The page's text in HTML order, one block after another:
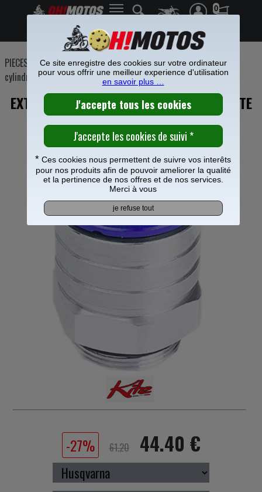
0
Frais de port offerts à partir de 49€
PIECES MOTO>Freinage>Etrier Maitre cylindre frein>Maitre
cylindre de frein>
EXTENSION MAITRE CYLINDRE ARRIERE KITE
BLEU POUR HUSQVARNA 501 FE
-27% 61.20 44.40 €
Ce site enregistre des cookies sur votre ordinateur
pour vous offrir une meilleur experience d'utilisation
en savoir plus …
* Ces cookies nous permettent de suivre vos interêts
pour nos produits afin de pouvoir ameliorer la qualité
et la pertinence de nos offres et de nos services.
Merci à vous